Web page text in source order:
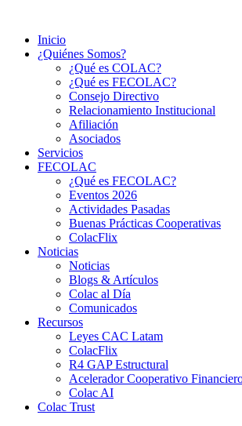
contenido
Inicio
¿Quiénes Somos?
¿Qué es COLAC?
¿Qué es FECOLAC?
Consejo Directivo
Relacionamiento Institucional
Afiliación
Asociados
Servicios
FECOLAC
¿Qué es FECOLAC?
Eventos 2026
Actividades Pasadas
Buenas Prácticas Cooperativas
ColacFlix
Noticias
Noticias
Blogs & Artículos
Colac al Día
Comunicados
Recursos
Leyes CAC Latam
ColacFlix
R4 GAP Estructural
Acelerador Cooperativo
Colac AI
Colac Trust